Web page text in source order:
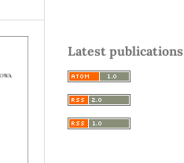
Latest publications